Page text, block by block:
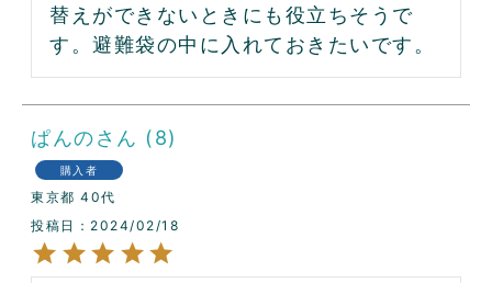
替えができないときにも役立ちそうで
す。避難袋の中に入れておきたいです。
ぱんの 8
購入者
東京都 40代
投稿日
2024/02/18